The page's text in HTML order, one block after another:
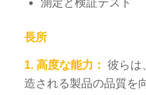
長所
1. 高度な能力： 彼らは
造される製品の品質を